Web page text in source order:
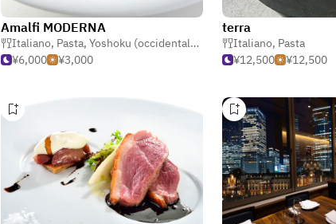
Amalfi MODERNA
Italiano, Pasta, Yoshoku (occidentale giapponese)
¥6,000
¥3,000
terra
Italiano, Pasta
¥12,500
¥12,500